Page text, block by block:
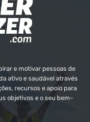
e motivar pessoas de
ativo e saudável através
recursos e apoio para
objetivos e o seu bem-